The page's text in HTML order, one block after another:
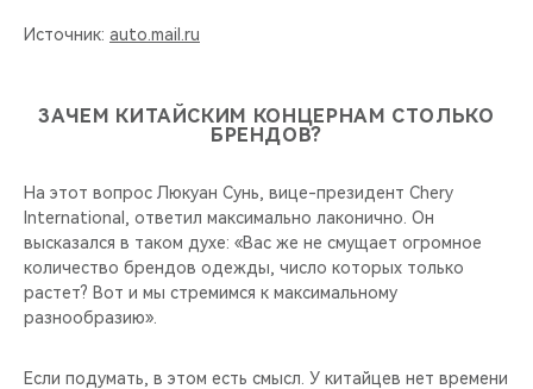
Источник: auto.mail.ru
ЗАЧЕМ КИТАЙСКИМ КОНЦЕРНАМ СТОЛЬКО
БРЕНДОВ?
На этот вопрос Люкуан Сунь, вице-президент Chery
International, ответил максимально лаконично. Он
высказался в таком духе: «Вас же не смущает огромное
количество брендов одежды, число которых только
растет? Вот и мы стремимся к максимальному
разнообразию».
Если подумать, в этом есть смысл. У китайцев нет времени